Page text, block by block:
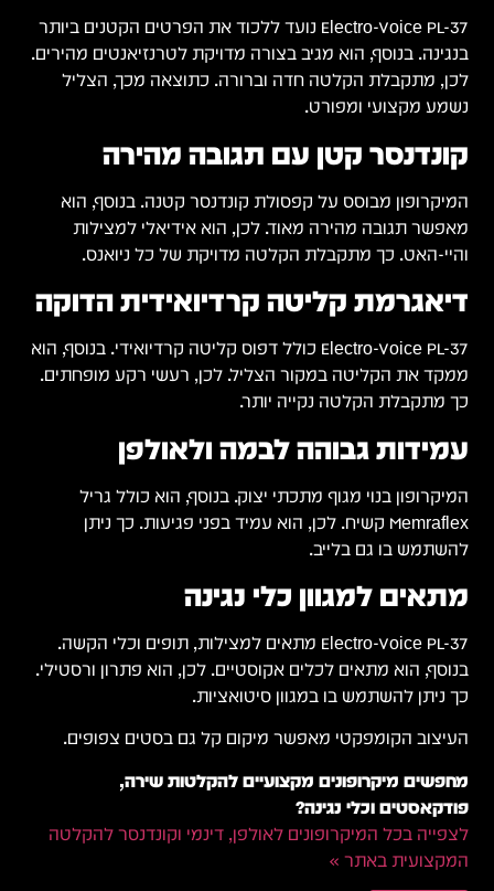
Electro-Voice PL-37 נועד ללכוד את הפרטים הקטנים ביותר
בנגינה. בנוסף, הוא מגיב בצורה מדויקת לטרנזיאנטים מהירים.
לכן, מתקבלת הקלטה חדה וברורה. כתוצאה מכך, הצליל
נשמע מקצועי ומפורט.
קונדנסר קטן עם תגובה מהירה
המיקרופון מבוסס על קפסולת קונדנסר קטנה. בנוסף, הוא
מאפשר תגובה מהירה מאוד. לכן, הוא אידיאלי למצילות
והיי-האט. כך מתקבלת הקלטה מדויקת של כל ניואנס.
דיאגרמת קליטה קרדיואידית הדוקה
Electro-Voice PL-37 כולל דפוס קליטה קרדיואידי. בנוסף, הוא
ממקד את הקליטה במקור הצליל. לכן, רעשי רקע מופחתים.
כך מתקבלת הקלטה נקייה יותר.
עמידות גבוהה לבמה ולאולפן
המיקרופון בנוי מגוף מתכתי יצוק. בנוסף, הוא כולל גריל
Memraflex קשיח. לכן, הוא עמיד בפני פגיעות. כך ניתן
להשתמש בו גם בלייב.
מתאים למגוון כלי נגינה
Electro-Voice PL-37 מתאים למצילות, תופים וכלי הקשה.
בנוסף, הוא מתאים לכלים אקוסטיים. לכן, הוא פתרון ורסטילי.
כך ניתן להשתמש בו במגוון סיטואציות.
העיצוב הקומפקטי מאפשר מיקום קל גם בסטים צפופים.
מחפשים מיקרופונים מקצועיים להקלטות שירה,
פודקאסטים וכלי נגינה?
לצפייה בכל המיקרופונים לאולפן, דינמי וקונדנסר להקלטה
המקצועית באתר »